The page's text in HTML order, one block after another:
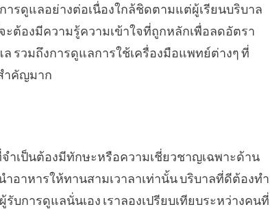
ารดูแลอย่างต่อเนื่องใกล้ชิดตามแต่ผู้เรียนบริบาล
ต้องมีความรู้ความเข้าใจที่ถูกหลักเพื่อลดอัตรา
รวมถึงการดูแลการใช้เครื่องมือแพทย์ต่างๆ ที่
ำคัญมาก
ำเป็นต้องมีทักษะหรือความเชี่ยวชาญเฉพาะด้าน
อาหารให้ทานสามเวาลาเท่านั้น บริบาลที่ดีต้องทำ
การดูแลนั่นเอง เราลองเปรียบเทียบระหว่างคนที่